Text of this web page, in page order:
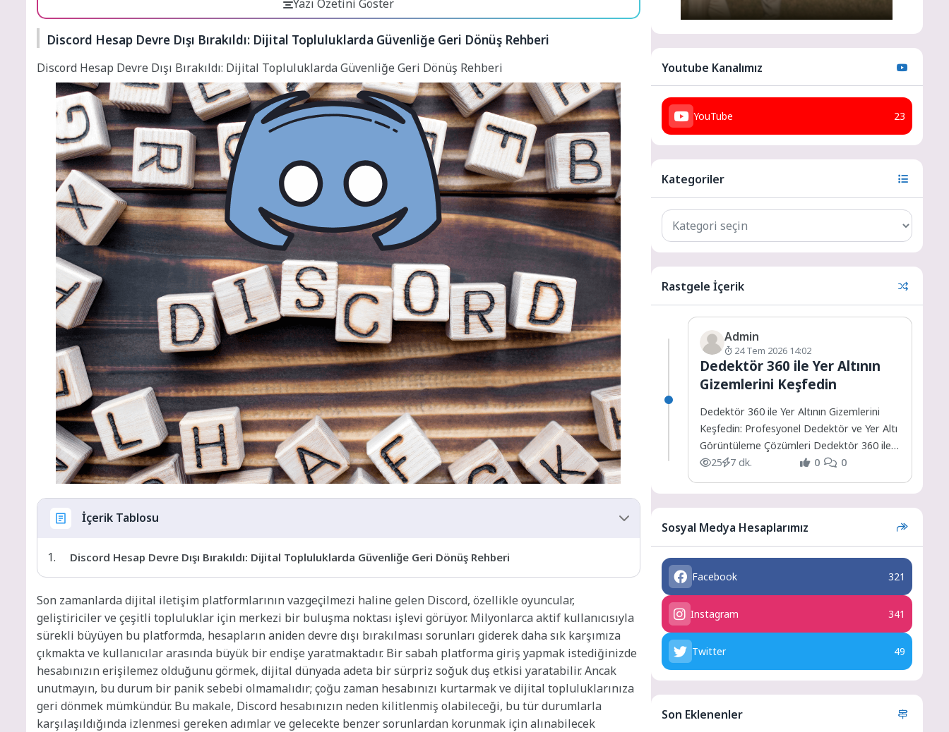
Yazı Özetini Göster
Discord Hesap Devre Dışı Bırakıldı: Dijital Topluluklarda Güvenliğe Geri Dönüş Rehberi
Discord Hesap Devre Dışı Bırakıldı: Dijital Topluluklarda Güvenliğe Geri Dönüş Rehberi
İçerik Tablosu
Discord Hesap Devre Dışı Bırakıldı: Dijital Topluluklarda Güvenliğe Geri Dönüş Rehberi
Son zamanlarda dijital iletişim platformlarının vazgeçilmezi haline gelen Discord, özellikle oyuncular,
geliştiriciler ve çeşitli topluluklar için merkezi bir buluşma noktası işlevi görüyor. Milyonlarca aktif kullanıcısıyla
sürekli büyüyen bu platformda, hesapların aniden devre dışı bırakılması sorunları giderek daha sık karşımıza
çıkmakta ve kullanıcılar arasında büyük bir endişe yaratmaktadır. Bir sabah platforma giriş yapmak istediğinizde
hesabınızın erişilemez olduğunu görmek, dijital dünyada adeta bir sürpriz soğuk duş etkisi yaratabilir. Ancak
unutmayın, bu durum bir panik sebebi olmamalıdır; çoğu zaman hesabınızı kurtarmak ve dijital topluluklarınıza
geri dönmek mümkündür. Bu makale, Discord hesabınızın neden kilitlenmiş olabileceği, bu tür durumlarla
karşılaşıldığında izlenmesi gereken adımlar ve gelecekte benzer sorunlardan korunmak için alınabilecek
Youtube Kanalımız
YouTube 23
Kategoriler
Rastgele İçerik
Admin
24 Tem 2026 14:02
Dedektör 360 ile Yer Altının
Gizemlerini Keşfedin
Dedektör 360 ile Yer Altının Gizemlerini
Keşfedin: Profesyonel Dedektör ve Yer Altı
Görüntüleme Çözümleri Dedektör 360 ile
Yer Altının Gizemlerini...
25 7 dk. 0 0
Sosyal Medya Hesaplarımız
Facebook 321
Instagram 341
Twitter 49
Son Eklenenler